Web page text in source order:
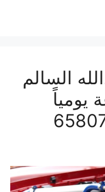
السالم
ساعة يومياً